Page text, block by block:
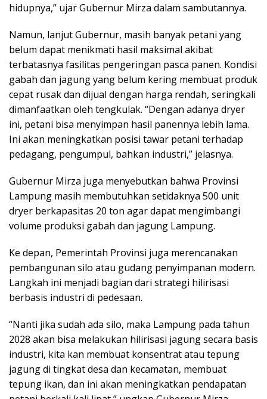
hidupnya,” ujar Gubernur Mirza dalam sambutannya.
Namun, lanjut Gubernur, masih banyak petani yang
belum dapat menikmati hasil maksimal akibat
terbatasnya fasilitas pengeringan pasca panen. Kondisi
gabah dan jagung yang belum kering membuat produk
cepat rusak dan dijual dengan harga rendah, seringkali
dimanfaatkan oleh tengkulak. “Dengan adanya dryer
ini, petani bisa menyimpan hasil panennya lebih lama.
Ini akan meningkatkan posisi tawar petani terhadap
pedagang, pengumpul, bahkan industri,” jelasnya.
Gubernur Mirza juga menyebutkan bahwa Provinsi
Lampung masih membutuhkan setidaknya 500 unit
dryer berkapasitas 20 ton agar dapat mengimbangi
volume produksi gabah dan jagung Lampung.
Ke depan, Pemerintah Provinsi juga merencanakan
pembangunan silo atau gudang penyimpanan modern.
Langkah ini menjadi bagian dari strategi hilirisasi
berbasis industri di pedesaan.
“Nanti jika sudah ada silo, maka Lampung pada tahun
2028 akan bisa melakukan hilirisasi jagung secara basis
industri, kita kan membuat konsentrat atau tepung
jagung di tingkat desa dan kecamatan, membuat
tepung ikan, dan ini akan meningkatkan pendapatan